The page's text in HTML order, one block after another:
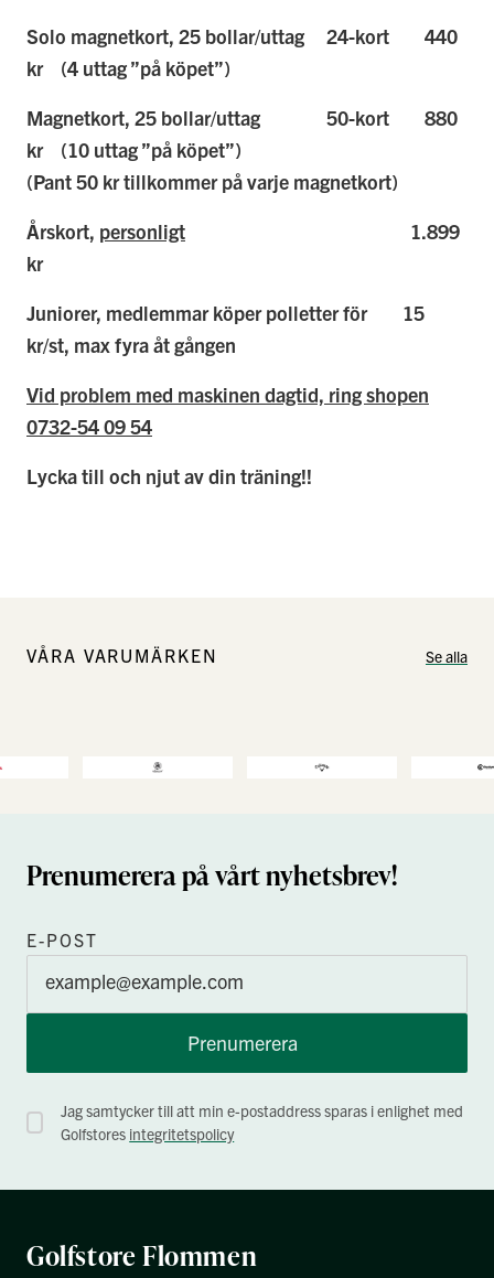
Solo magnetkort, 25 bollar/uttag 24-kort 440
kr (4 uttag ”på köpet”)
Magnetkort, 25 bollar/uttag 50-kort 880
kr (10 uttag ”på köpet”)
(Pant 50 kr tillkommer på varje magnetkort)
Årskort, personligt 1.899
kr
Juniorer, medlemmar köper polletter för 15
kr/st, max fyra åt gången
Vid problem med maskinen dagtid, ring shopen
0732-54 09 54
Lycka till och njut av din träning!!
VÅRA VARUMÄRKEN Se alla
Prenumerera på vårt nyhetsbrev!
E-POST
Prenumerera
Jag samtycker till att min e-postaddress sparas i enlighet med
Golfstores integritetspolicy
Golfstore Flommen